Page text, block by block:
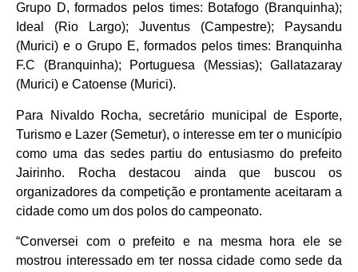
Grupo D, formados pelos times: Botafogo (Branquinha);
Ideal (Rio Largo); Juventus (Campestre); Paysandu
(Murici) e o Grupo E, formados pelos times: Branquinha
F.C (Branquinha); Portuguesa (Messias); Gallatazaray
(Murici) e Catoense (Murici).
Para Nivaldo Rocha, secretário municipal de Esporte,
Turismo e Lazer (Semetur), o interesse em ter o município
como uma das sedes partiu do entusiasmo do prefeito
Jairinho. Rocha destacou ainda que buscou os
organizadores da competição e prontamente aceitaram a
cidade como um dos polos do campeonato.
“Conversei com o prefeito e na mesma hora ele se
mostrou interessado em ter nossa cidade como sede da